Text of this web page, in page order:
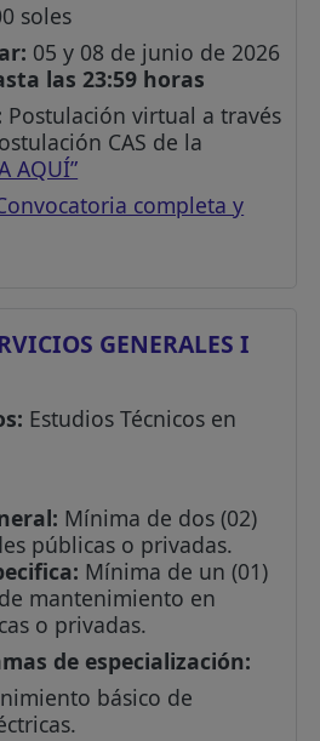
soles
05 y 08 de junio de 2026
las 23:59 horas
Postulación virtual a través
CAS de la
AQUÍ”
completa y
GENERALES I
Estudios Técnicos en
Mínima de dos (02)
públicas o privadas.
Mínima de un (01)
mantenimiento en
o privadas.
de especialización:
básico de